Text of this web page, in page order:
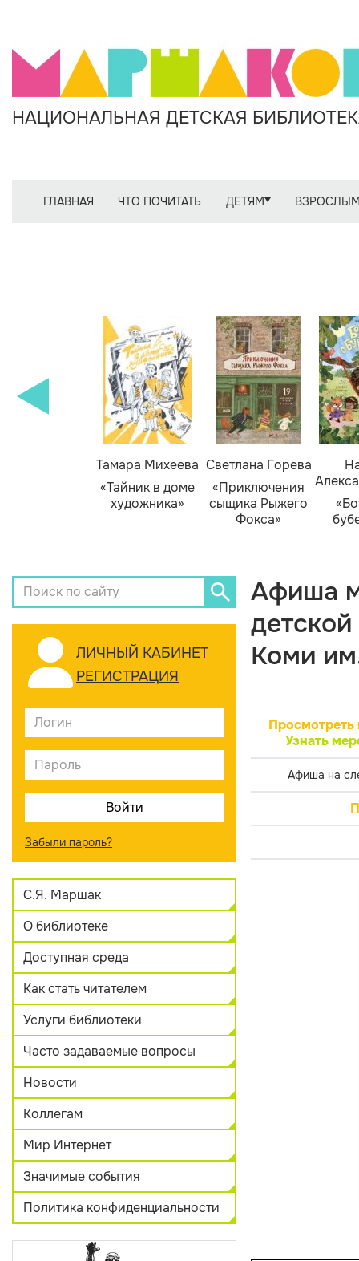
НАЦИОНАЛЬНАЯ ДЕТСКАЯ
ГЛАВНАЯ ЧТО ПОЧИТАТЬ ДЕТЯМ
Тамара Михеева
«Тайник в доме
художника»
Светлана Горева
«Приключения
сыщика Рыжего
Фокса»
ЛИЧНЫЙ КАБИНЕТ
РЕГИСТРАЦИЯ
Забыли пароль?
С.Я. Маршак
О библиотеке
Доступная среда
Как стать читателем
Услуги библиотеки
Часто задаваемые вопросы
Новости
Коллегам
Мир Интернет
Значимые события
Политика конфиденциальности
Афиша
Коми
Просмотреть
Узнать
Афиша на